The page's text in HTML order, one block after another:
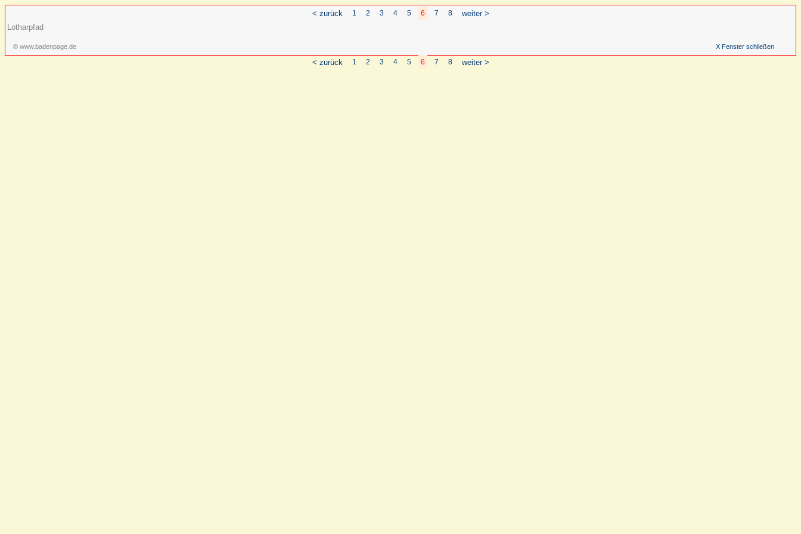
< zurück 1 2 3 4 5 6 7 8
weiter >
Lotharpfad
© www.badenpage.de X Fenster schließen
< zurück 1 2 3 4 5 6 7 8 weiter >